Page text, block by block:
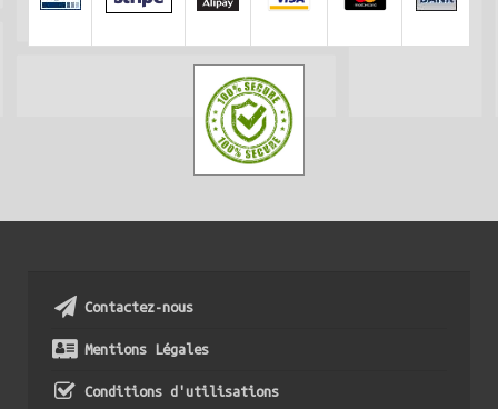
Contactez-nous
Mentions Légales
Conditions d'utilisations